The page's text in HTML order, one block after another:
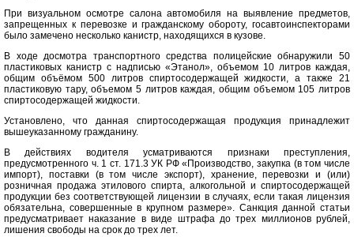
При визуальном осмотре салона автомобиля на выявление предметов,
запрещенных к перевозке и гражданскому обороту, госавтоинспекторами
было замечено несколько канистр, находящихся в кузове.
В ходе досмотра транспортного средства полицейские обнаружили 50
пластиковых канистр с надписью «Этанол», объемом 10 литров каждая,
общим объёмом 500 литров спиртосодержащей жидкости, а также 21
пластиковую тару, объемом 5 литров каждая, общим объемом 105 литров
спиртосодержащей жидкости.
Установлено, что данная спиртосодержащая продукция принадлежит
вышеуказанному гражданину.
В действиях водителя усматриваются признаки преступления,
предусмотренного ч. 1 ст. 171.3 УК РФ «Производство, закупка (в том числе
импорт), поставки (в том числе экспорт), хранение, перевозки и (или)
розничная продажа этилового спирта, алкогольной и спиртосодержащей
продукции без соответствующей лицензии в случаях, если такая лицензия
обязательна, совершенные в крупном размере». Санкция данной статьи
предусматривает наказание в виде штрафа до трех миллионов рублей,
лишения свободы на срок до трех лет.